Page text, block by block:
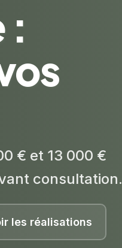
:
€ et 13 000 €
consultation.
les réalisations